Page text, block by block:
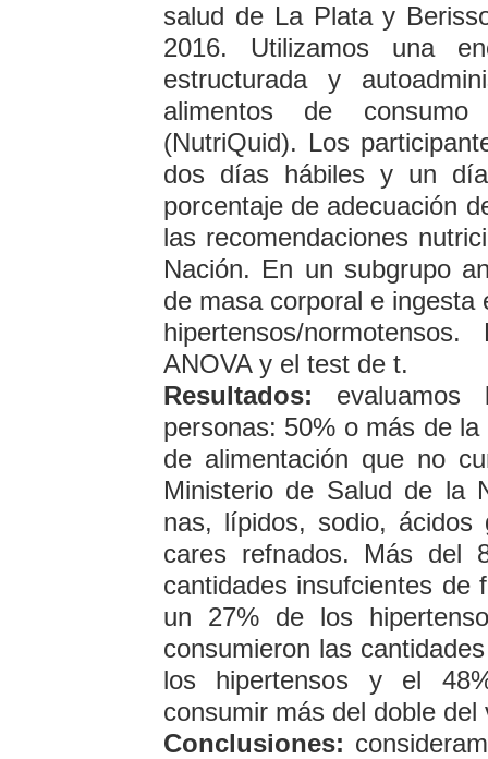
salud de La Plata y
2016. Utilizamos una
estructurada y
alimentos de
(NutriQuid). Los
dos días hábiles y un
porcentaje de adecuación
las recomendaciones
Nación. En un subgrupo
de masa corporal e
hipertensos/
ANOVA y el test de t.
Resultados: evaluamos
personas: 50% o más de
de alimentación que no
Ministerio de Salud de la
nas, lípidos, sodio, ácidos
cares refnados. Más del
cantidades insufcientes de
un 27% de los
consumieron las
los hipertensos y el
consumir más del doble
Conclusiones: